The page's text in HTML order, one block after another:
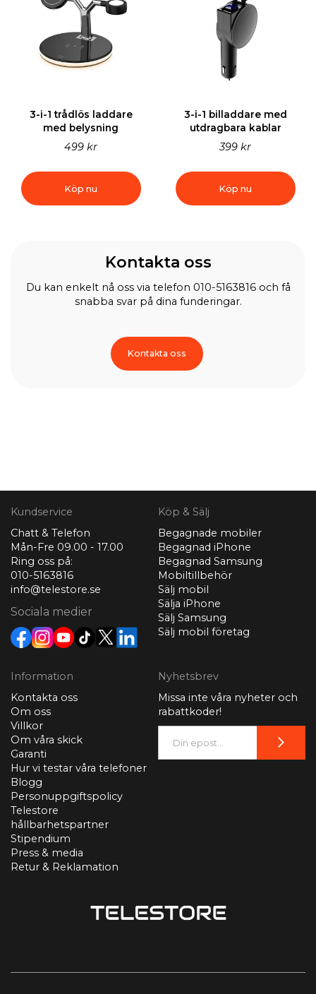
3-i-1 trådlös laddare
med belysning
499 kr
Köp nu
3-i-1 billaddare med
utdragbara kablar
399 kr
Köp nu
Kontakta oss
Du kan enkelt nå oss via telefon 010-5163816 och få
snabba svar på dina funderingar.
Kontakta oss
Kundservice
Chatt & Telefon
Mån-Fre 09.00 - 17.00
Ring oss på:
010-5163816
info@telestore.se
Sociala medier
Köp & Sälj
Begagnade mobiler
Begagnad iPhone
Begagnad Samsung
Mobiltillbehör
Sälj mobil
Sälja iPhone
Sälj Samsung
Sälj mobil företag
Information
Kontakta oss
Om oss
Villkor
Om våra skick
Garanti
Hur vi testar våra telefoner
Blogg
Personuppgiftspolicy
Telestore
hållbarhetspartner
Stipendium
Press & media
Retur & Reklamation
Nyhetsbrev
Missa inte våra nyheter och
rabattkoder!